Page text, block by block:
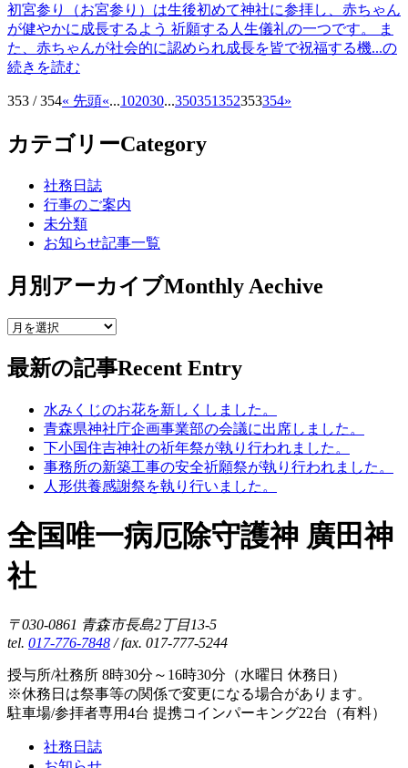
初宮参り（お宮参り）は生後初めて神社に参拝し、赤ちゃん
が健やかに成長するよう 祈願する人生儀礼の一つです。 ま
た、赤ちゃんが社会的に認められ成長を皆で祝福する機...の
続きを読む
353 / 354« 先頭«...102030...350351352353354»
カテゴリーCategory
社務日誌
行事のご案内
未分類
お知らせ記事一覧
月別アーカイブMonthly Aechive
最新の記事Recent Entry
水みくじのお花を新しくしました。
青森県神社庁企画事業部の会議に出席しました。
下小国住吉神社の祈年祭が執り行われました。
事務所の新築工事の安全祈願祭が執り行われました。
人形供養感謝祭を執り行いました。
全国唯一病厄除守護神 廣田神
社
〒030-0861 青森市長島2丁目13-5
tel. 017-776-7848 / fax. 017-777-5244
授与所/社務所 8時30分～16時30分（水曜日 休務日）
※休務日は祭事等の関係で変更になる場合があります。
駐車場/参拝者専用4台 提携コインパーキング22台（有料）
社務日誌